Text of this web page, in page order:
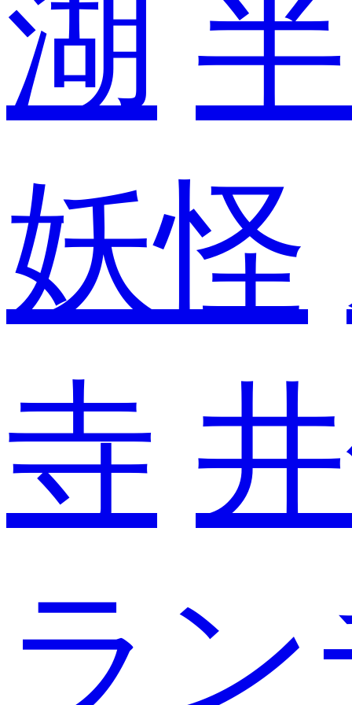
湖
妖怪
寺
ラ